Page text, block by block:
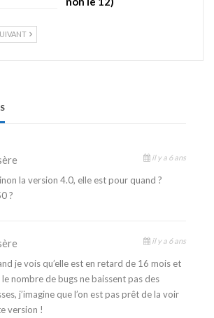
il y a 6 ans
la version 4.0, elle est pour quand ?
?
il y a 6 ans
je vois qu’elle est en retard de 16 mois et
le nombre de bugs ne baissent pas des
j’imagine que l’on est pas prêt de la voir
version !